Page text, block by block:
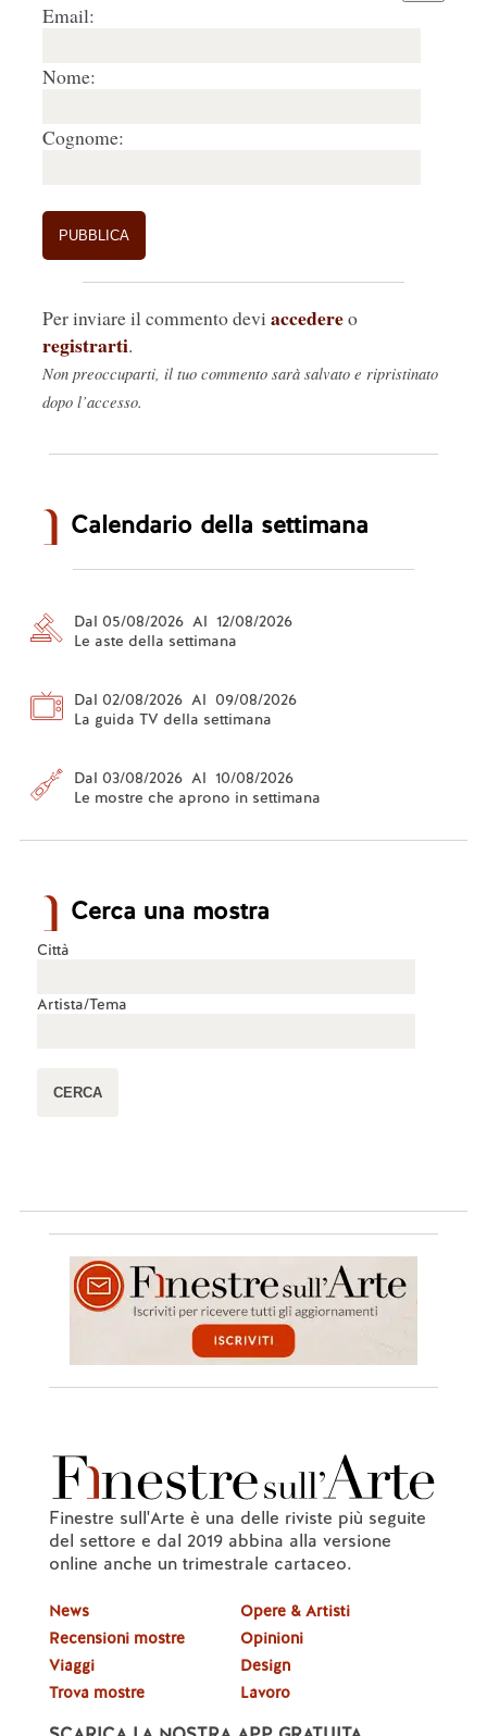
Email:
Nome:
Cognome:
Per inviare il commento devi accedereo
registrarti.
Non preoccuparti, il tuo commento sarà salvato e ripristinato
dopo l’accesso.
Calendario della settimana
Dal 05/08/2026 Al 12/08/2026
Le aste della settimana
Dal 02/08/2026 Al 09/08/2026
La guida TV della settimana
Dal 03/08/2026 Al 10/08/2026
Le mostre che aprono in settimana
Cerca una mostra
Città
Artista/Tema
Finestre sull'Arte è una delle riviste più seguite
del settore e dal 2019 abbina alla versione
online anche un trimestrale cartaceo.
News
Recensioni mostre
Viaggi
Trova mostre
Opere & Artisti
Opinioni
Design
Lavoro